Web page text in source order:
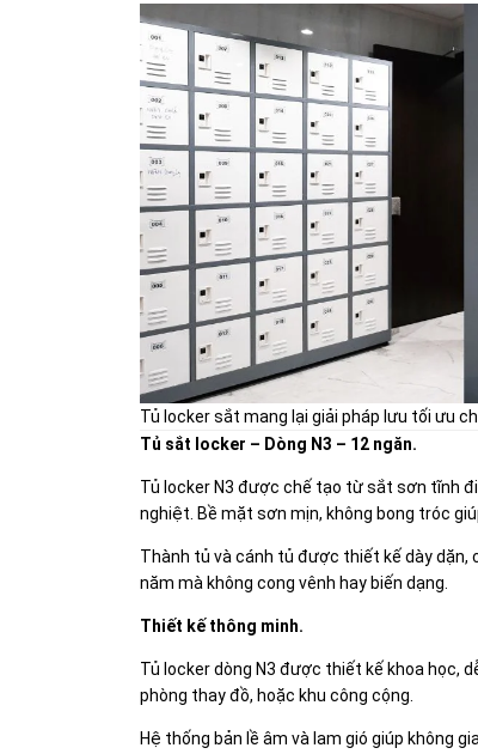
Tủ locker sắt mang lại giải pháp lưu tối ưu
Tủ sắt locker – Dòng N3 – 12 ngăn.
Tủ locker N3 được chế tạo từ sắt sơn tĩnh
nghiệt. Bề mặt sơn mịn, không bong tróc
Thành tủ và cánh tủ được thiết kế dày dặn,
năm mà không cong vênh hay biến dạng.
Thiết kế thông minh.
Tủ locker dòng N3 được thiết kế khoa học,
phòng thay đồ, hoặc khu công cộng.
Hệ thống bản lề âm và lam gió giúp không